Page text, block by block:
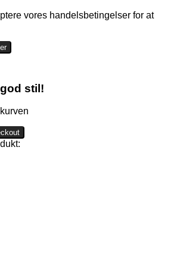
vores handelsbetingelser for at
stil!